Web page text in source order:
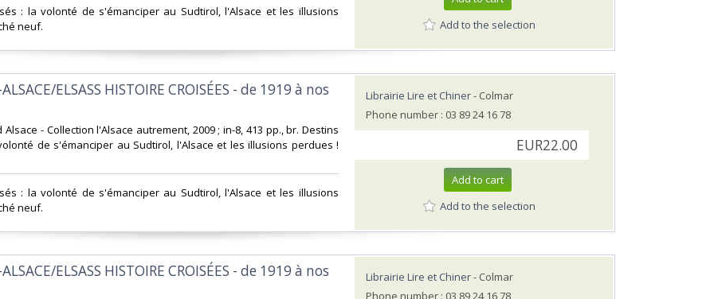
: la volonté de s'émanciper au Sudtirol, l'Alsace et les illusions
neuf.‎
Add to the selection
ELSASS HISTOIRE CROISÉES - de 1919 à nos
Alsace - Collection l'Alsace autrement, 2009 ; in-8, 413 pp., br. Destins
de s'émanciper au Sudtirol, l'Alsace et les illusions perdues !
: la volonté de s'émanciper au Sudtirol, l'Alsace et les illusions
neuf.‎
Librairie Lire et Chiner- Colmar
Phone number : 03 89 24 16 78
EUR22.00
Add to cart
Add to the selection
ELSASS HISTOIRE CROISÉES - de 1919 à nos
Librairie Lire et Chiner- Colmar
Phone number : 03 89 24 16 78